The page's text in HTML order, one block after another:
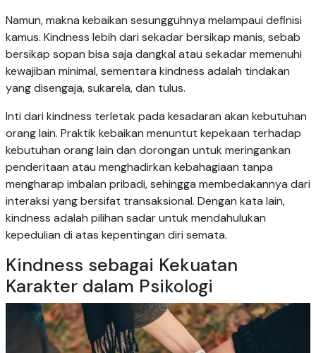
Namun, makna kebaikan sesungguhnya melampaui definisi
kamus. Kindness lebih dari sekadar bersikap manis, sebab
bersikap sopan bisa saja dangkal atau sekadar memenuhi
kewajiban minimal, sementara kindness adalah tindakan
yang disengaja, sukarela, dan tulus.
Inti dari kindness terletak pada kesadaran akan kebutuhan
orang lain. Praktik kebaikan menuntut kepekaan terhadap
kebutuhan orang lain dan dorongan untuk meringankan
penderitaan atau menghadirkan kebahagiaan tanpa
mengharap imbalan pribadi, sehingga membedakannya dari
interaksi yang bersifat transaksional. Dengan kata lain,
kindness adalah pilihan sadar untuk mendahulukan
kepedulian di atas kepentingan diri semata.
Kindness sebagai Kekuatan
Karakter dalam Psikologi